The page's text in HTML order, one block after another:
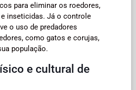
para eliminar os roedores,
inseticidas. Já o controle
o uso de predadores
como gatos e corujas,
população.
e cultural de